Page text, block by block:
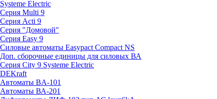
Systeme Electric
Серия Multi 9
Серия Acti 9
Серия "Домовой"
Серия Easy 9
Силовые автоматы Easypact Compact NS
Доп. сборочные единицы для силовых ВА
Серия City 9 Systeme Electric
DEKraft
Автоматы BA-101
Автоматы ВА-201